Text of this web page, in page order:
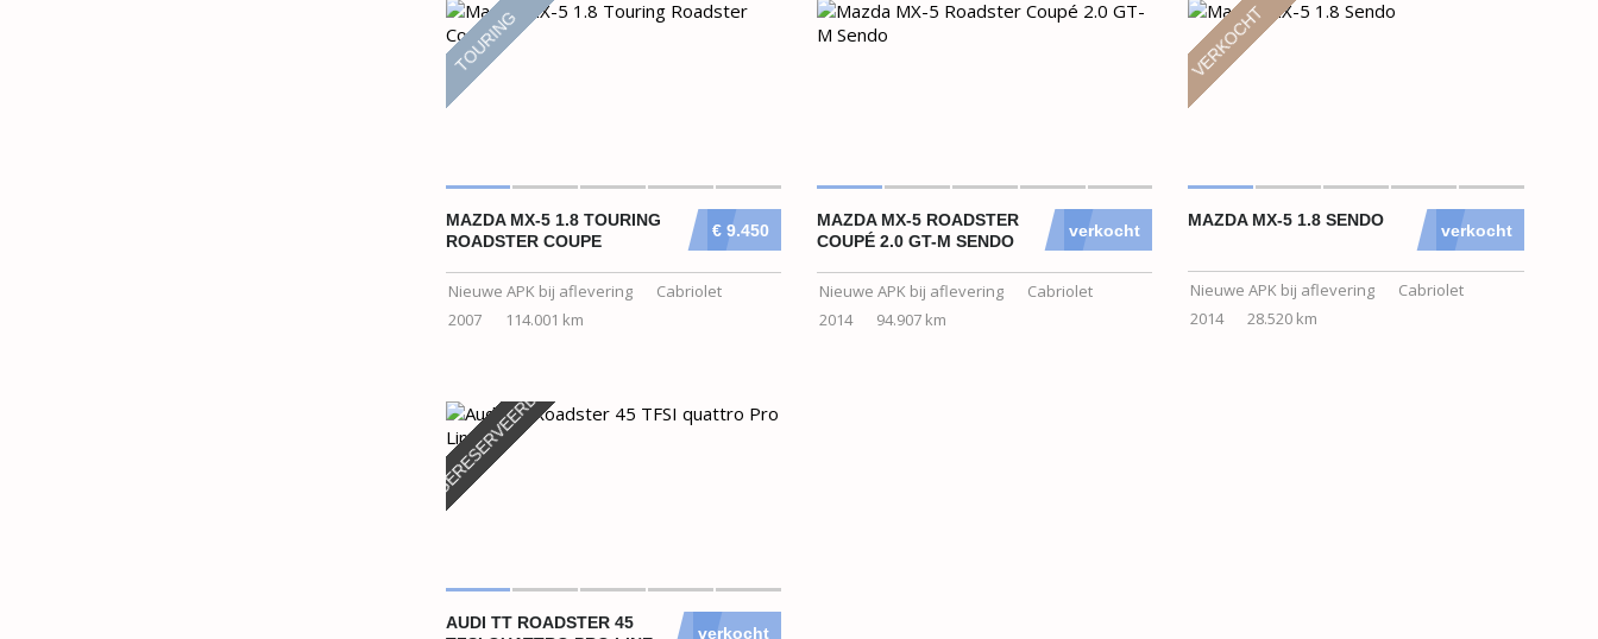
TOURING
€ 9.450
MAZDA MX-5 1.8 TOURING
ROADSTER COUPE
Nieuwe APK bij aflevering
Cabriolet
2007
114.001 km
verkocht
MAZDA MX-5 ROADSTER
COUPÉ 2.0 GT-M SENDO
Nieuwe APK bij aflevering
Cabriolet
2014
94.907 km
VERKOCHT
verkocht
MAZDA MX-5 1.8 SENDO
Nieuwe APK bij aflevering
Cabriolet
2014
28.520 km
GERESERVEERD
verkocht
AUDI TT ROADSTER 45